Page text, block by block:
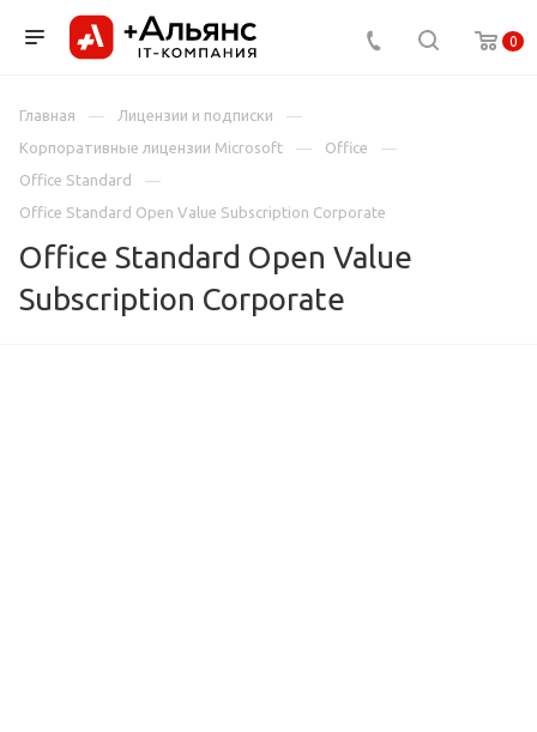
0
Главная
Лицензии и подписки
Корпоративные лицензии Microsoft
Office
Office Standard
Office Standard Open Value Subscription Corporate
Office Standard Open Value
Subscription Corporate